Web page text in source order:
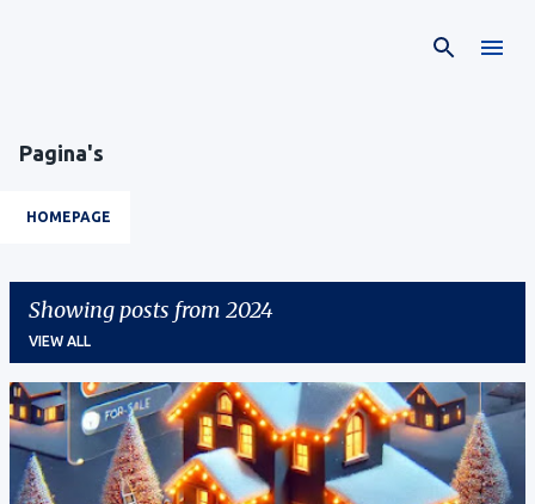
Pagina's
HOMEPAGE
Showing posts from 2024
VIEW ALL
P
o